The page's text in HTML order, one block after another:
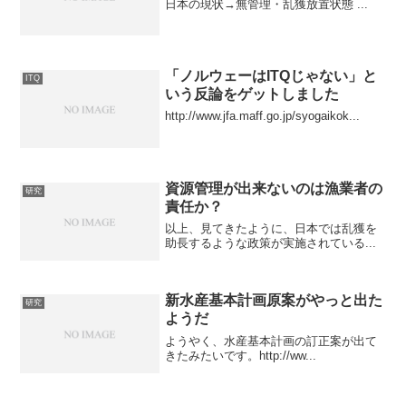
ITQ
「ノルウェーはITQじゃない」と
いう反論をゲットしました
http://www.jfa.maff.go.jp/syogaikok...
研究
資源管理が出来ないのは漁業者の
責任か？
以上、見てきたように、日本では乱獲を
助長するような政策が実施されている...
研究
新水産基本計画原案がやっと出た
ようだ
ようやく、水産基本計画の訂正案が出て
きたみたいです。http://ww...